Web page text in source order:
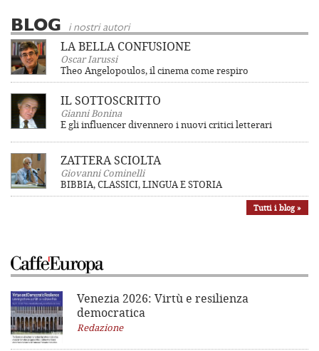
BLOG i nostri autori
LA BELLA CONFUSIONE
Oscar Iarussi
Theo Angelopoulos, il cinema come respiro
IL SOTTOSCRITTO
Gianni Bonina
E gli influencer divennero i nuovi critici letterari
ZATTERA SCIOLTA
Giovanni Cominelli
BIBBIA, CLASSICI, LINGUA E STORIA
Tutti i blog »
Venezia 2026: Virtù e resilienza
democratica
Redazione